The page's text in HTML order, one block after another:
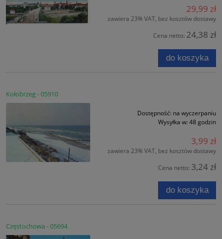
29,99 zł
zawiera 23% VAT, bez kosztów dostawy
Cena netto: 24,38 zł
do koszyka
Kołobrzeg - 05910
Dostępność: na wyczerpaniu
Wysyłka w: 48 godzin
3,99 zł
zawiera 23% VAT, bez kosztów dostawy
Cena netto: 3,24 zł
do koszyka
Częstochowa - 05694